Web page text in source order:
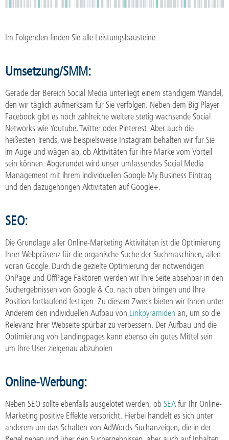
Im Folgenden finden Sie alle Leistungsbausteine:
Umsetzung/SMM:
Gerade der Bereich Social Media unterliegt einem ständigem Wandel,
den wir täglich aufmerksam für Sie verfolgen. Neben dem Big Player
Facebook gibt es noch zahlreiche weitere stetig wachsende Social
Networks wie Youtube, Twitter oder Pinterest. Aber auch die
heißesten Trends, wie beispielsweise Instagram behalten wir für Sie
im Auge und wägen ab, ob Aktivitäten für ihre Marke vom Vorteil
sein können. Abgerundet wird unser umfassendes Social Media
Management mit ihrem individuellen Google My Business Eintrag
und den dazugehörigen Aktivitäten auf Google+.
SEO:
Die Grundlage aller Online-Marketing Aktivitäten ist die Optimierung
Ihrer Webpräsenz für die organische Suche der Suchmaschinen, allen
voran Google. Durch die gezielte Optimierung der notwendigen
OnPage und OffPage Faktoren werden wir Ihre Seite absehbar in den
Suchergebnissen von Google & Co. nach oben bringen und Ihre
Position fortlaufend festigen. Zu diesem Zweck bieten wir Ihnen unter
Anderem den individuellen Aufbau von Linkpyramiden an, um so die
Relevanz ihrer Webseite spürbar zu verbessern. Der Aufbau und die
Optimierung von Landingpages kann ebenso ein gutes Mittel sein
um Ihre User zielgenau abzuholen.
Online-Werbung:
Neben SEO sollte ebenfalls ausgelotet werden, ob SEA für Ihr Online-
Marketing positive Effekte verspricht. Hierbei handelt es sich unter
anderem um das Schalten von AdWords-Suchanzeigen, die in der